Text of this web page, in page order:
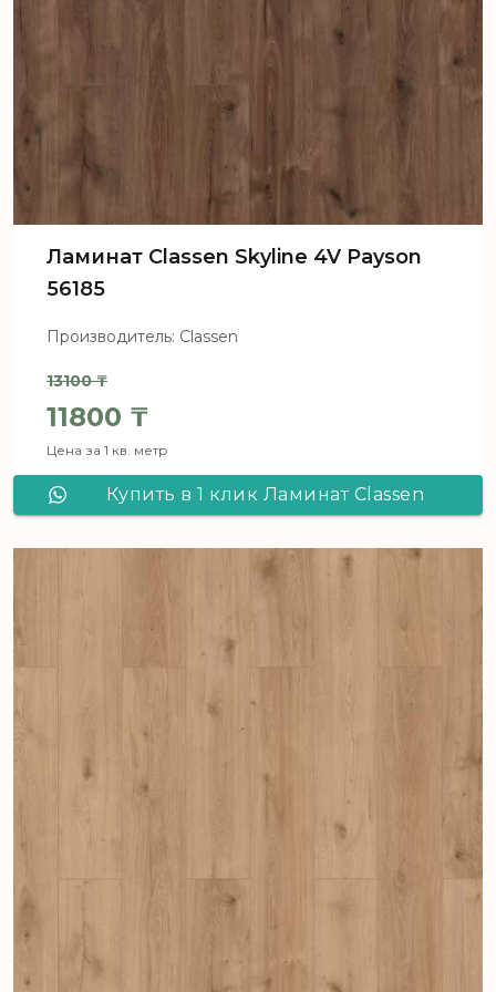
Ламинат Classen Skyline 4V Payson
56185
Производитель: Classen
13100₸
Первоначальная цена
11800 ₸
Текущая цена: 11800 ₸.
Цена за 1 кв. метр
Купить в 1 клик Ламинат Classen